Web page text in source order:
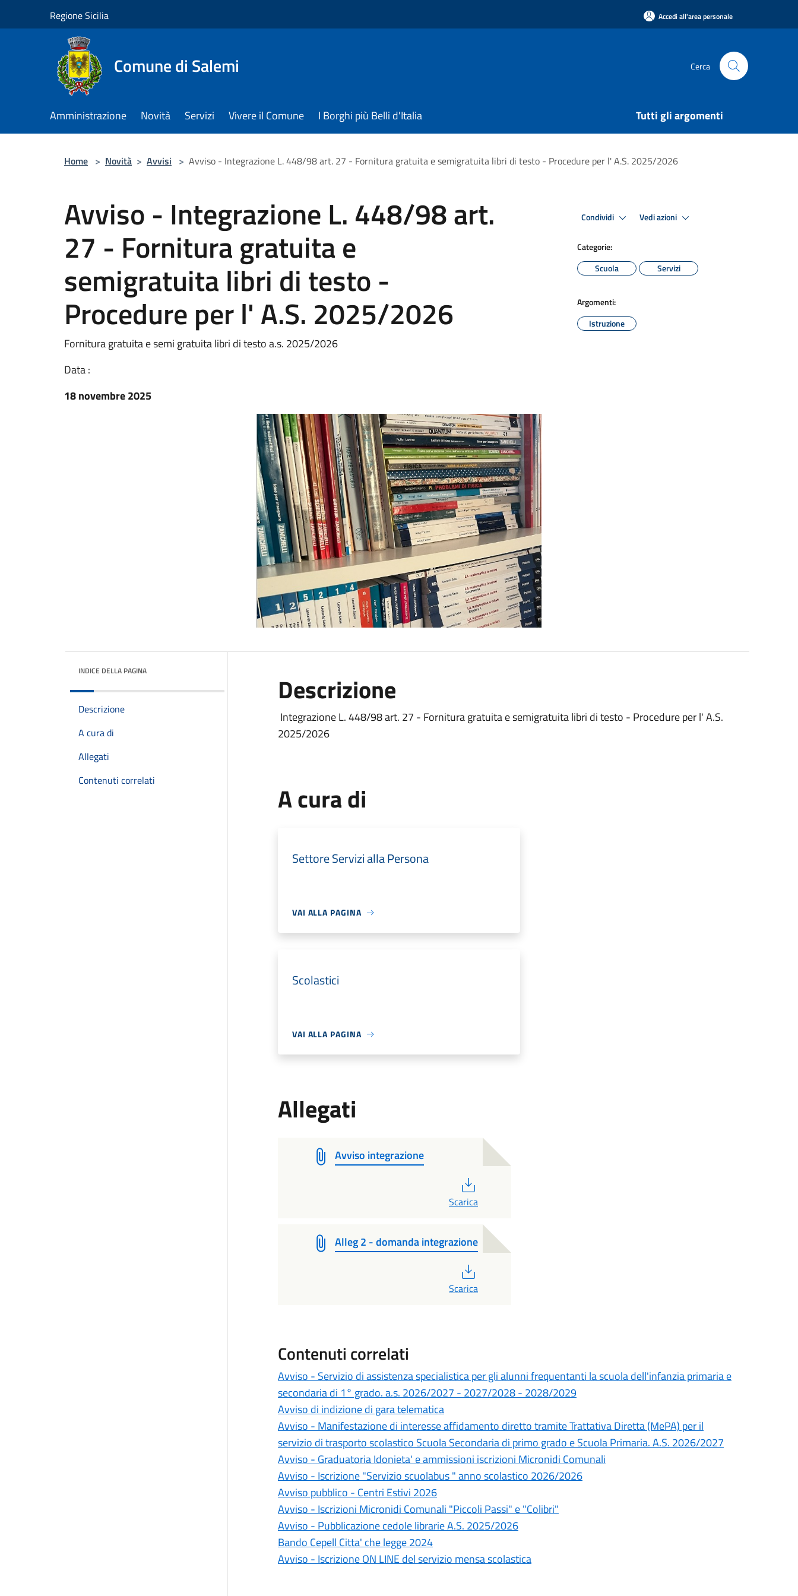
Regione Sicilia Accedi all'area personale
Comune di Salemi Cerca
Amministrazione Novità Servizi Vivere il Comune I Borghi più Belli d'Italia Tutti gli argomenti
Home > Novità > Avvisi > Avviso - Integrazione L. 448/98 art. 27 - Fornitura gratuita e semigratuita libri di testo - Procedure per l' A.S. 2025/2026
Avviso - Integrazione L. 448/98 art.
27 - Fornitura gratuita e
semigratuita libri di testo -
Procedure per l' A.S. 2025/2026
Fornitura gratuita e semi gratuita libri di testo a.s. 2025/2026
Data :
18 novembre 2025
Condividi Vedi azioni
Categorie:
Scuola
Servizi
Argomenti:
Istruzione
INDICE DELLA PAGINA
Descrizione
A cura di
Allegati
Contenuti correlati
Descrizione
Integrazione L. 448/98 art. 27 - Fornitura gratuita e semigratuita libri di testo - Procedure per l' A.S.
2025/2026
A cura di
Settore Servizi alla Persona
VAI ALLA PAGINA
Scolastici
VAI ALLA PAGINA
Allegati
Avviso integrazione
Scarica
Alleg 2 - domanda integrazione
Scarica
Contenuti correlati
Avviso - Servizio di assistenza specialistica per gli alunni frequentanti la scuola dell'infanzia primaria e
secondaria di 1° grado. a.s. 2026/2027 - 2027/2028 - 2028/2029
Avviso di indizione di gara telematica
Avviso - Manifestazione di interesse affidamento diretto tramite Trattativa Diretta (MePA) per il
servizio di trasporto scolastico Scuola Secondaria di primo grado e Scuola Primaria. A.S. 2026/2027
Avviso - Graduatoria Idonieta' e ammissioni iscrizioni Micronidi Comunali
Avviso - Iscrizione "Servizio scuolabus " anno scolastico 2026/2026
Avviso pubblico - Centri Estivi 2026
Avviso - Iscrizioni Micronidi Comunali "Piccoli Passi" e "Colibri"
Avviso - Pubblicazione cedole librarie A.S. 2025/2026
Bando Cepell Citta' che legge 2024
Avviso - Iscrizione ON LINE del servizio mensa scolastica